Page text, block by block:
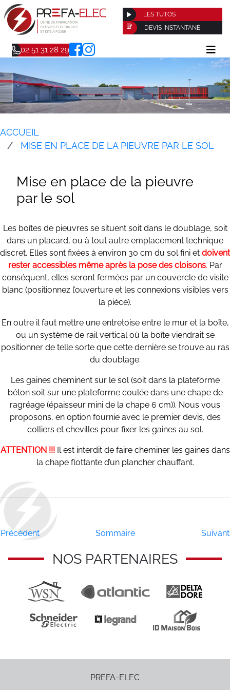
LES TUTOS
DEVIS INSTANTANÉ
02 51 31 28 29
ACCUEIL
MISE EN PLACE DE LA PIEUVRE PAR LE SOL
Mise en place de la pieuvre
par le sol
Les boîtes de pieuvres se situent soit dans le doublage, soit
dans un placard, ou à tout autre emplacement technique
discret. Elles sont fixées à environ 30 cm du sol fini et doivent
rester accessibles même après la pose des cloisons. Par
conséquent, elles seront fermées par un couvercle de visite
blanc (positionnez l’ouverture et les connexions visibles vers
la pièce).
En outre il faut mettre une entretoise entre le mur et la boîte,
ou un système de rail vertical où la boîte viendrait se
positionner de telle sorte que cette dernière se trouve au ras
du doublage.
Les gaines cheminent sur le sol (soit dans la plateforme
béton soit sur une plateforme coulée dans une chape de
ragréage (épaisseur mini de la chape 6 cm)). Nous vous
proposons, en option fournie avec le premier devis, des
colliers et chevilles pour fixer les gaines au sol.
ATTENTION !!! Il est interdit de faire cheminer les gaines dans
la chape flottante d’un plancher chauffant.
Précédent Sommaire Suivant
NOS PARTENAIRES
PREFA-ELEC